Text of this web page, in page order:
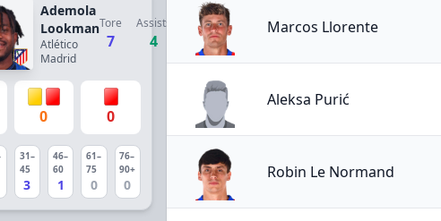
Ademola
Lookman
Atlético
Madrid
Tore
7
Assists
4
0 0
31–
45
3
46–
60
1
61–
75
0
76–
90+
0
Marcos Llorente
Aleksa Purić
Robin Le Normand